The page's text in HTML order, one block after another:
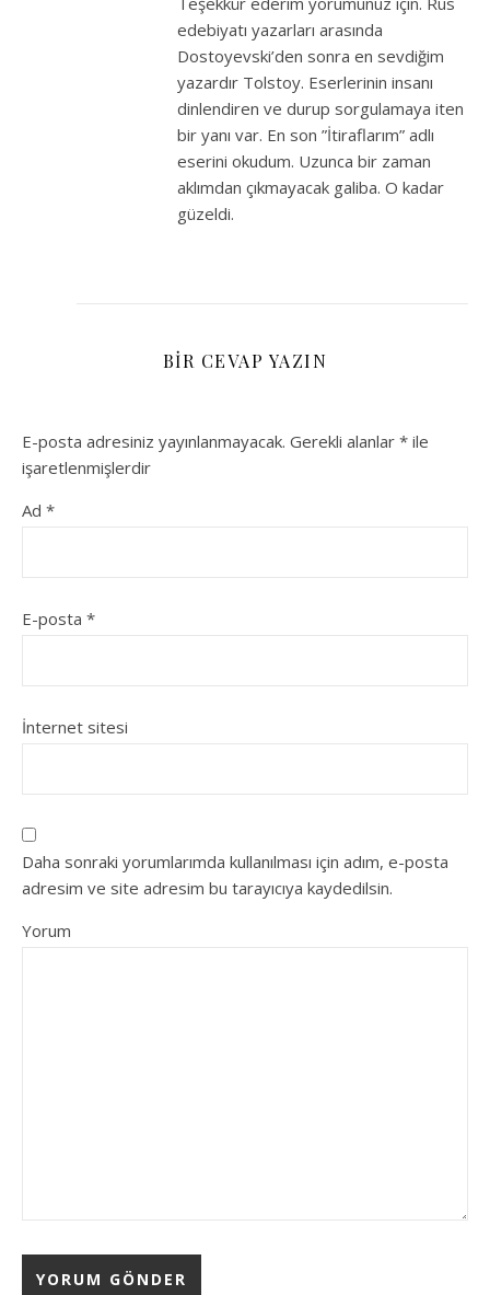
edebiyatı yazarları arasında
Dostoyevski’den sonra en sevdiğim
yazardır Tolstoy. Eserlerinin insanı
dinlendiren ve durup sorgulamaya iten
bir yanı var. En son ”İtiraflarım” adlı
eserini okudum. Uzunca bir zaman
aklımdan çıkmayacak galiba. O kadar
güzeldi.
BIR CEVAP YAZIN
E-posta adresiniz yayınlanmayacak. Gerekli alanlar * ile
işaretlenmişlerdir
Ad *
E-posta *
İnternet sitesi
Daha sonraki yorumlarımda kullanılması için adım, e-posta
adresim ve site adresim bu tarayıcıya kaydedilsin.
Yorum